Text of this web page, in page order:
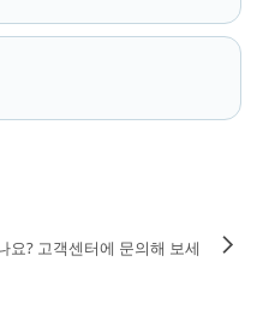
요? 고객센터에 문의해 보세